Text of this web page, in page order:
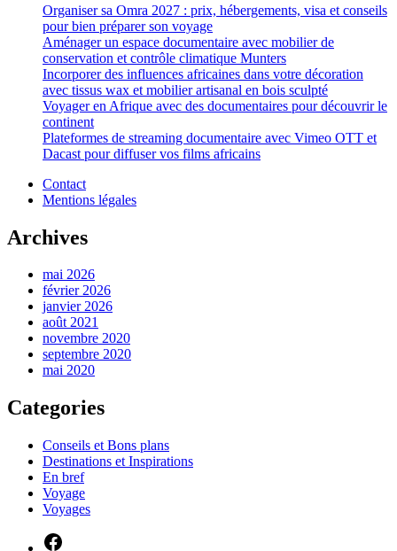
Organiser sa Omra 2027 : prix, hébergements, visa et conseils
pour bien préparer son voyage
Aménager un espace documentaire avec mobilier de
conservation et contrôle climatique Munters
Incorporer des influences africaines dans votre décoration
avec tissus wax et mobilier artisanal en bois sculpté
Voyager en Afrique avec des documentaires pour découvrir le
continent
Plateformes de streaming documentaire avec Vimeo OTT et
Dacast pour diffuser vos films africains
Contact
Mentions légales
Archives
mai 2026
février 2026
janvier 2026
août 2021
novembre 2020
septembre 2020
mai 2020
Categories
Conseils et Bons plans
Destinations et Inspirations
En bref
Voyage
Voyages